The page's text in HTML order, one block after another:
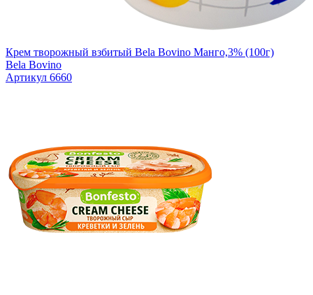
Крем творожный взбитый Bela Bovino Манго,3% (100г)
Bela Bovino
Артикул 6660